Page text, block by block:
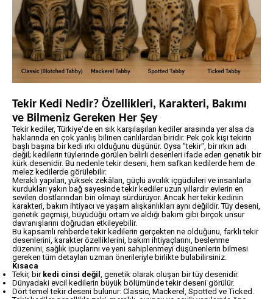
Tekir Kedi Nedir? Özellikleri, Karakteri, Bakımı
ve Bilmeniz Gereken Her Şey
Tekir kediler, Türkiye'de en sık karşılaşılan kediler arasında yer alsa da
haklarında en çok yanlış bilinen canlılardan biridir. Pek çok kişi tekirin
başlı başına bir kedi ırkı olduğunu düşünür. Oysa "tekir", bir ırkın adı
değil; kedilerin tüylerinde görülen belirli desenleri ifade eden genetik bir
kürk desenidir. Bu nedenle tekir deseni, hem safkan kedilerde hem de
melez kedilerde görülebilir.
Meraklı yapıları, yüksek zekâları, güçlü avcılık içgüdüleri ve insanlarla
kurdukları yakın bağ sayesinde tekir kediler uzun yıllardır evlerin en
sevilen dostlarından biri olmayı sürdürüyor. Ancak her tekir kedinin
karakteri, bakım ihtiyacı ve yaşam alışkanlıkları aynı değildir. Tüy deseni,
genetik geçmişi, büyüdüğü ortam ve aldığı bakım gibi birçok unsur
davranışlarını doğrudan etkileyebilir.
Bu kapsamlı rehberde tekir kedilerin gerçekten ne olduğunu, farklı tekir
desenlerini, karakter özelliklerini, bakım ihtiyaçlarını, beslenme
düzenini, sağlık ipuçlarını ve yeni sahiplenmeyi düşünenlerin bilmesi
gereken tüm detayları uzman önerileriyle birlikte bulabilirsiniz.
Kısaca
Tekir, bir kedi cinsi değil , genetik olarak oluşan bir tüy desenidir.
Dünyadaki evcil kedilerin büyük bölümünde tekir deseni görülür.
Dört temel tekir deseni bulunur: Classic, Mackerel, Spotted ve Ticked.